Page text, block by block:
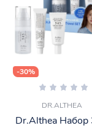
-30%
DR.ALTHEA
Dr.Althea Набор